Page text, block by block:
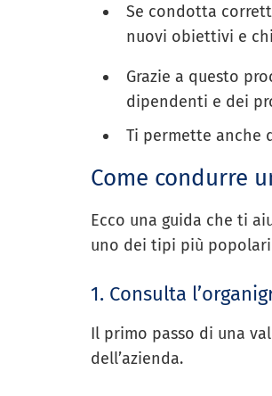
Se condotta
nuovi obiettivi e
Grazie a questo
dipendenti e dei
Ti permette anche
Come condurre
Ecco una guida che ti
uno dei tipi più
1. Consulta
Il primo passo di una
dell’azienda.